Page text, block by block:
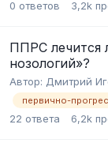
0 ответов 3,2k
ППРС лечится
нозологий»?
Автор: Дмитрий
первично-
22 ответа 6,2k